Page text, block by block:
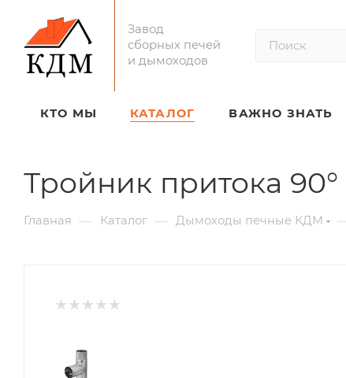
Завод
сборных печей
и дымоходов
КТО МЫ КАТАЛОГ ВАЖНО ЗНАТЬ
Тройник притока
Главная — Каталог — Дымоходы печные КДМ